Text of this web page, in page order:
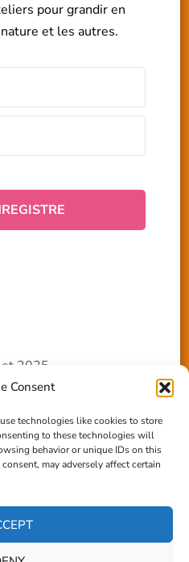
Consent
technologies like cookies to store
to these technologies will
behavior or unique IDs on this
may adversely affect certain
pour grandir en
et les autres.
2025
Paille 6/7/24